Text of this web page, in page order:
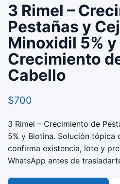
3 Rimel –
Pestañas y
Minoxidil 5% y
Crecimiento
Cabello
$700
3 Rimel – Crecimiento de
5% y Biotina. Solución tópica
confirma existencia, lote y
WhatsApp antes de